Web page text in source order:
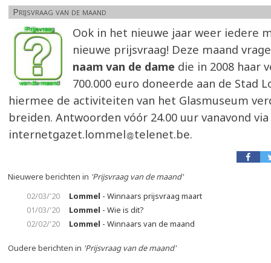
Prijsvraag van de maand
Ook in het nieuwe jaar weer iedere
nieuwe prijsvraag! Deze maand
naam van de dame die in 2008 haar
700.000 euro doneerde aan de Stad
hiermee de activiteiten van het Glasmuseum
breiden. Antwoorden vóór 24.00 uur vanavond via
internetgazet.lommel
telenet.be.
Nieuwere berichten in 'Prijsvraag van de maand'
02/03/'20
Lommel - Winnaars prijsvraag maart
01/03/'20
Lommel - Wie is dit?
02/02/'20
Lommel - Winnaars van de maand
Oudere berichten in 'Prijsvraag van de maand'